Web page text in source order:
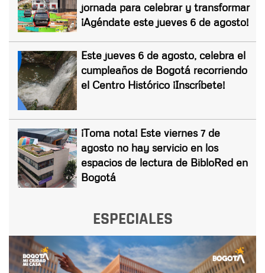
jornada para celebrar y transformar
¡Agéndate este jueves 6 de agosto!
Este jueves 6 de agosto, celebra el
cumpleaños de Bogotá recorriendo
el Centro Histórico ¡Inscríbete!
¡Toma nota! Este viernes 7 de
agosto no hay servicio en los
espacios de lectura de BibloRed en
Bogotá
ESPECIALES